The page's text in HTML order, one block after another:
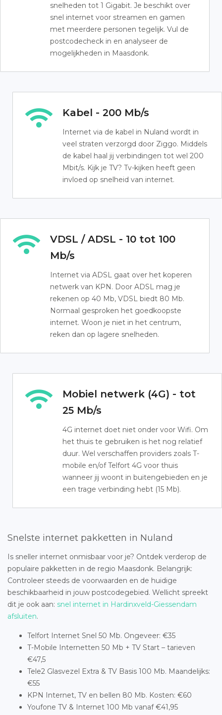
snelheden tot 1 Gigabit. Je beschikt over
snel internet voor streamen en gamen
met meerdere personen tegelijk. Vul de
postcodecheck in en analyseer de
mogelijkheden in Maasdonk.
Kabel - 200 Mb/s
Internet via de kabel in Nuland wordt in
veel straten verzorgd door Ziggo. Middels
de kabel haal jij verbindingen tot wel 200
Mbit/s. Kijk je TV? Tv-kijken heeft geen
invloed op snelheid van internet.
VDSL / ADSL - 10 tot 100
Mb/s
Internet via ADSL gaat over het koperen
netwerk van KPN. Door ADSL mag je
rekenen op 40 Mb, VDSL biedt 80 Mb.
Normaal gesproken het goedkoopste
internet. Woon je niet in het centrum,
reken dan op lagere snelheden.
Mobiel netwerk (4G) - tot
25 Mb/s
4G internet doet niet onder voor Wifi. Om
het thuis te gebruiken is het nog relatief
duur. Wel verschaffen providers zoals T-
mobile en/of Telfort 4G voor thuis
wanneer jij woont in buitengebieden en je
een trage verbinding hebt (15 Mb).
Snelste internet pakketten in Nuland
Is sneller internet onmisbaar voor je? Ontdek verderop de
populaire pakketten in de regio Maasdonk. Belangrijk:
Controleer steeds de voorwaarden en de huidige
beschikbaarheid in jouw postcodegebied. Wellicht spreekt
dit je ook aan: snel internet in Hardinxveld-Giessendam
afsluiten.
Telfort Internet Snel 50 Mb. Ongeveer: €35
T-Mobile Internetten 50 Mb + TV Start – tarieven
€47,5
Tele2 Glasvezel Extra & TV Basis 100 Mb. Maandelijks:
€55
KPN Internet, TV en bellen 80 Mb. Kosten: €60
Youfone TV & Internet 100 Mb vanaf €41,95